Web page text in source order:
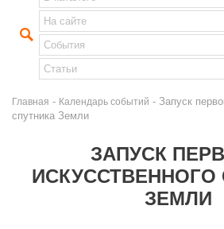
Главная - Календарь событий - Запуск
спутника Земли
ЗАПУСК
ИСКУССТВЕННОГО
ЗЕМЛИ